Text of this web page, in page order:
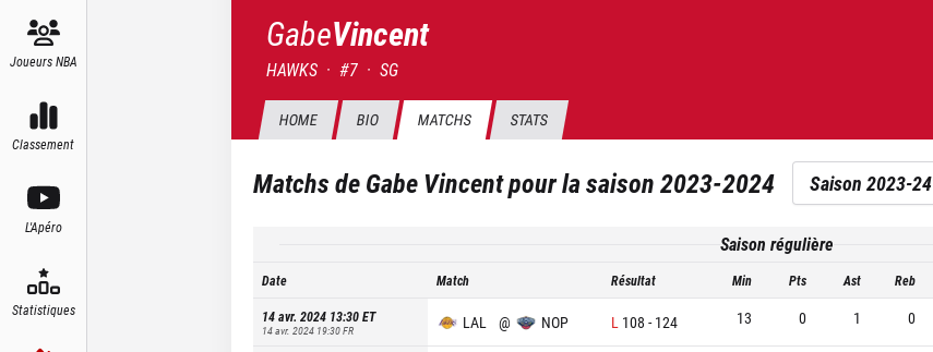
Joueurs NBA
Classement
L'Apéro
Statistiques
GabeVincent
HAWKS · #7 · SG
HOME BIO MATCHS STATS
Matchs deGabe Vincentpour la saison2023-2024 Saison 2023-24
Saison régulière
Date Match Résultat Min Pts Ast Reb
14 avr. 2024 13:30ET
14 avr. 2024 19:30FR LAL @ NOP L 108 - 124 13 0 1 0